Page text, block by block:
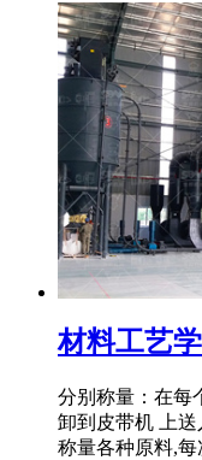
材料工艺
分别称量：在每
卸到皮带机 上
称量各种原料,